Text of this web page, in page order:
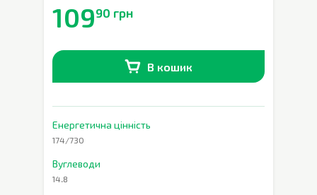
10990 грн
В кошик
Енергетична цінність
174/730
Вуглеводи
14.8